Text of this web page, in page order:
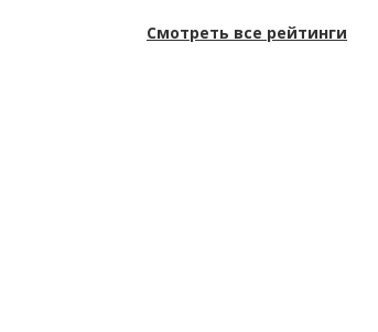
Смотреть все рейтинги